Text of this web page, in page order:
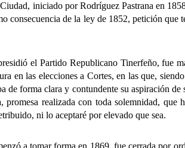
iniciado por Rodríguez Pastrana en
consecuencia de la ley de 1852, petición que
el Partido Republicano Tinerfeño, fue
en las elecciones a Cortes, en las que,
forma clara y contundente su aspiración de
realizada con toda solemnidad, que
ni lo aceptaré por elevado que sea.
a tomar forma en 1869, fue cerrada por